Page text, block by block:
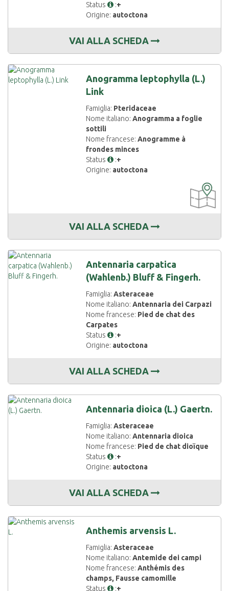
Status
:+
Origine: autoctona
VAI ALLA SCHEDA
Anogramma leptophylla (L.)
Link
Famiglia: Pteridaceae
Nome italiano:Anogramma a foglie
sottili
Nome francese:Anogramme à
frondes minces
Status
:+
Origine: autoctona
DISPONIBILE
VAI ALLA SCHEDA
Antennaria carpatica
(Wahlenb.) Bluff & Fingerh.
Famiglia:Asteraceae
Nome italiano:Antennaria dei Carpazi
Nome francese: Pied de chat des
Carpates
Status
:+
Origine: autoctona
VAI ALLA SCHEDA
Antennaria dioica (L.) Gaertn.
Famiglia:Asteraceae
Nome italiano:Antennaria dioica
Nome francese: Pied de chat dioïque
Status
:+
Origine: autoctona
VAI ALLA SCHEDA
Anthemis arvensis L.
Famiglia:Asteraceae
Nome italiano:Antemide dei campi
Nome francese:Anthémis des
champs, Fausse camomille
Status
:+